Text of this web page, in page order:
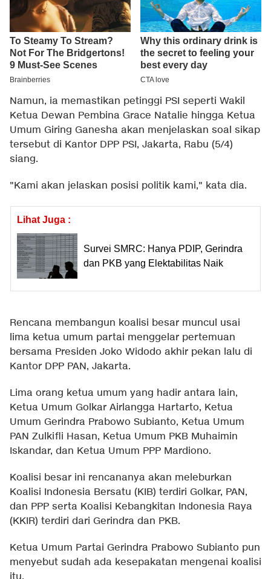
Namun, ia memastikan petinggi PSI seperti Wakil
Ketua Dewan Pembina Grace Natalie hingga Ketua
Umum Giring Ganesha akan menjelaskan soal sikap
tersebut di Kantor DPP PSI, Jakarta, Rabu (5/4)
siang.
"Kami akan jelaskan posisi politik kami," kata dia.
Lihat Juga :
Survei SMRC: Hanya PDIP, Gerindra
dan PKB yang Elektabilitas Naik
Rencana membangun koalisi besar muncul usai
lima ketua umum partai menggelar pertemuan
bersama Presiden Joko Widodo akhir pekan lalu di
Kantor DPP PAN, Jakarta.
Lima orang ketua umum yang hadir antara lain,
Ketua Umum Golkar Airlangga Hartarto, Ketua
Umum Gerindra Prabowo Subianto, Ketua Umum
PAN Zulkifli Hasan, Ketua Umum PKB Muhaimin
Iskandar, dan Ketua Umum PPP Mardiono.
Koalisi besar ini rencananya akan meleburkan
Koalisi Indonesia Bersatu (KIB) terdiri Golkar, PAN,
dan PPP serta Koalisi Kebangkitan Indonesia Raya
(KKIR) terdiri dari Gerindra dan PKB.
Ketua Umum Partai Gerindra Prabowo Subianto pun
menyebut sudah ada kesepakatan mengenai koalisi